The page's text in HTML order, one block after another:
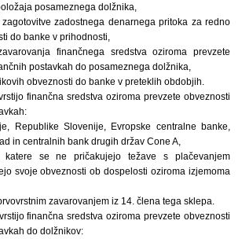
posameznega dolžnika,
zadostnega denarnega pritoka za redno
do banke v prihodnosti,
finančnega sredstva oziroma prevzete
postavkah do posameznega dolžnika,
obveznosti do banke v preteklih obdobjih.
finančna sredstva oziroma prevzete obveznosti
Republike Slovenije, Evropske centralne banke,
in centralnih bank drugih držav Cone A,
se ne pričakujejo težave s plačevanjem
svoje obveznosti ob dospelosti oziroma izjemoma
zavarovanjem iz 14. člena tega sklepa.
finančna sredstva oziroma prevzete obveznosti
do dolžnikov: